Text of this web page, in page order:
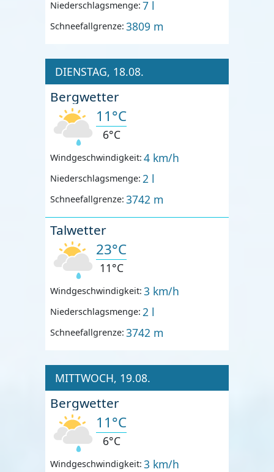
Niederschlagsmenge: 7 l
Schneefallgrenze: 3809 m
DIENSTAG, 18.08.
Bergwetter
11°C
6°C
Windgeschwindigkeit: 4 km/h
Niederschlagsmenge: 2 l
Schneefallgrenze: 3742 m
Talwetter
23°C
11°C
Windgeschwindigkeit: 3 km/h
Niederschlagsmenge: 2 l
Schneefallgrenze: 3742 m
MITTWOCH, 19.08.
Bergwetter
11°C
6°C
Windgeschwindigkeit: 3 km/h